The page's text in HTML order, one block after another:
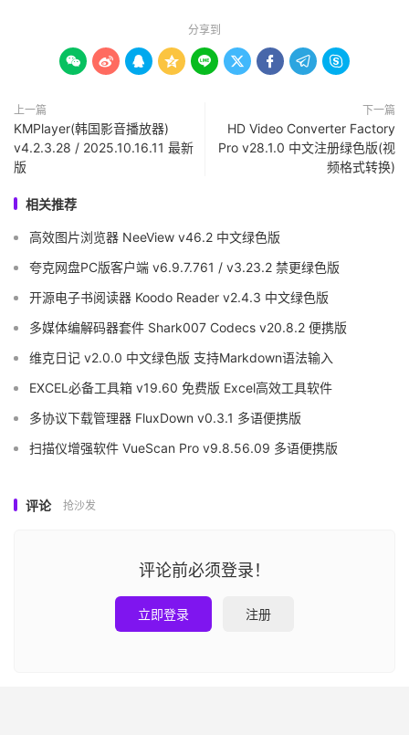
分享到
        
上一篇
KMPlayer(韩国影音播放器)
v4.2.3.28 / 2025.10.16.11 最新
版
下一篇
HD Video Converter Factory
Pro v28.1.0 中文注册绿色版(视
频格式转换)
相关推荐
高效图片浏览器 NeeView v46.2 中文绿色版
夸克网盘PC版客户端 v6.9.7.761 / v3.23.2 禁更绿色版
开源电子书阅读器 Koodo Reader v2.4.3 中文绿色版
多媒体编解码器套件 Shark007 Codecs v20.8.2 便携版
维克日记 v2.0.0 中文绿色版 支持Markdown语法输入
EXCEL必备工具箱 v19.60 免费版 Excel高效工具软件
多协议下载管理器 FluxDown v0.3.1 多语便携版
扫描仪增强软件 VueScan Pro v9.8.56.09 多语便携版
评论 抢沙发
评论前必须登录！
立即登录 注册